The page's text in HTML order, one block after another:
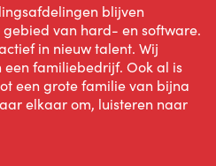
blijven
van hard- en software.
in nieuw talent. Wij
familiebedrijf. Ook al is
een grote familie van bijna
elkaar om, luisteren naar